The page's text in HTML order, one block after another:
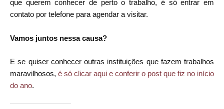
que querem conhecer de perto o trabalho, é só entrar em
contato por telefone para agendar a visitar.
Vamos juntos nessa causa?
E se quiser conhecer outras instituições que fazem trabalhos
maravilhosos, é só clicar aqui e conferir o post que fiz no início
do ano.